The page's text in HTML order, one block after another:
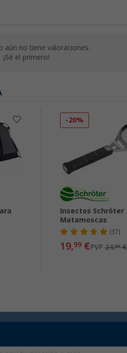
aún no tiene valoraciones.
¡Sé el primero!
-20%
Insectos Schröter
Matamoscas
(37)
19,99 €PVP24,99€